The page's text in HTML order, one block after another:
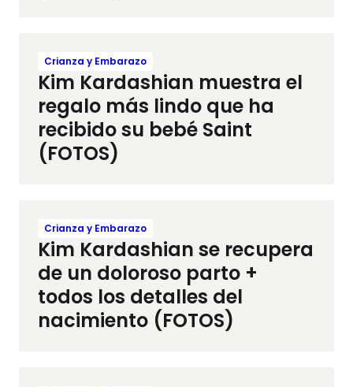
Crianza y Embarazo
Kim Kardashian muestra el
regalo más lindo que ha
recibido su bebé Saint
(FOTOS)
Crianza y Embarazo
Kim Kardashian se recupera
de un doloroso parto +
todos los detalles del
nacimiento (FOTOS)